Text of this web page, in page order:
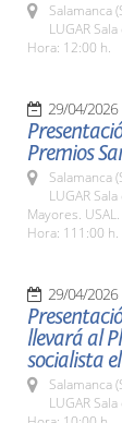
Salamanca
LUGAR
Hora: 12:00 h.
29/04/2026
Premios
Salamanca
LUGAR
Mayores. USAL.
Hora: 111:00 h.
29/04/2026
llevará al
socialista
Salamanca
LUGAR